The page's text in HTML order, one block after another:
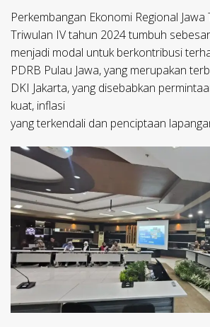
Perkembangan Ekonomi Regional Jawa
Triwulan IV tahun 2024 tumbuh
menjadi modal untuk berkontribusi
PDRB Pulau Jawa, yang merupakan
DKI Jakarta, yang disebabkan
kuat, inflasi
yang terkendali dan penciptaan